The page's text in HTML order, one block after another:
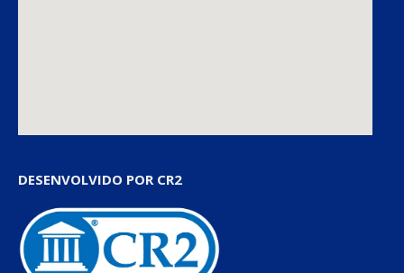
DESENVOLVIDO POR CR2